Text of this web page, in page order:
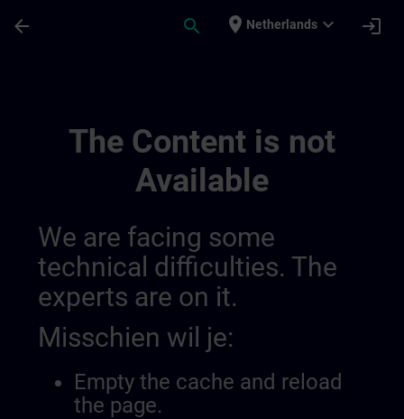
arrow_back search place Netherlands expand_more login
The Content is not
Available
We are facing some
technical difficulties. The
experts are on it.
Misschien wil je:
Empty the cache and reload
the page.